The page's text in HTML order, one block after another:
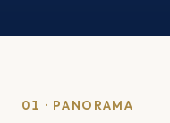
01 · PANORAMA